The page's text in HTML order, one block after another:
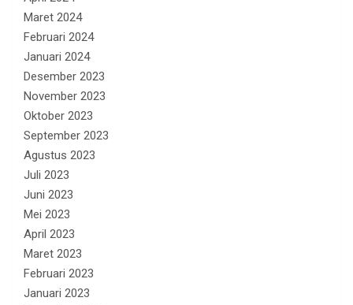
Maret 2024
Februari 2024
Januari 2024
Desember 2023
November 2023
Oktober 2023
September 2023
Agustus 2023
Juli 2023
Juni 2023
Mei 2023
April 2023
Maret 2023
Februari 2023
Januari 2023